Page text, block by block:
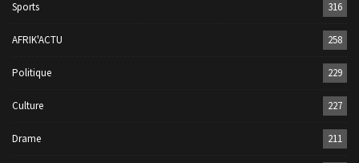
Sports 316
AFRIK'ACTU 258
Politique 229
Culture 227
Drame 211